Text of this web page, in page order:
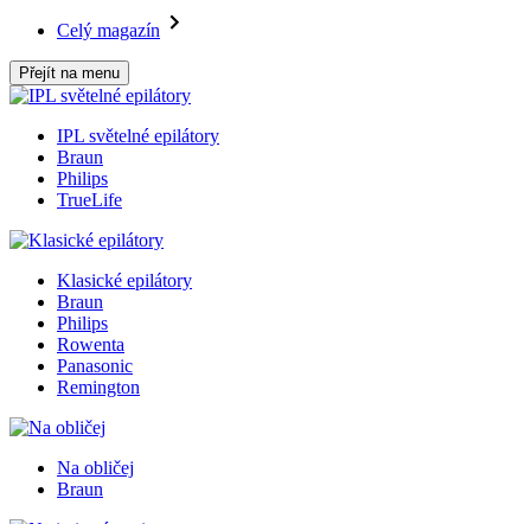
Celý magazín
Přejít na menu
IPL světelné epilátory
Braun
Philips
TrueLife
Klasické epilátory
Braun
Philips
Rowenta
Panasonic
Remington
Na obličej
Braun